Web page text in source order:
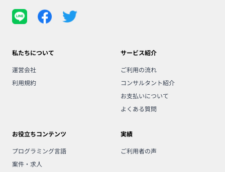
私たちについて
運営会社
利用規約
サービス紹介
ご利用の流れ
コンサルタント紹介
お支払いについて
よくある質問
お役立ちコンテンツ
プログラミング言語
案件・求人
実績
ご利用者の声